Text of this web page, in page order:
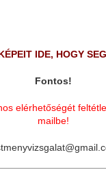
IDE, HOGY
Fontos!
elérhetőségét
mailbe!